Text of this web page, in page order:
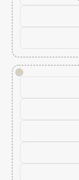
!